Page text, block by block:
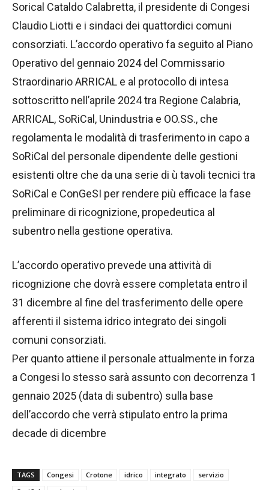
Sorical Cataldo Calabretta, il presidente di Congesi
Claudio Liotti e i sindaci dei quattordici comuni
consorziati. L’accordo operativo fa seguito al Piano
Operativo del gennaio 2024 del Commissario
Straordinario ARRICAL e al protocollo di intesa
sottoscritto nell’aprile 2024 tra Regione Calabria,
ARRICAL, SoRiCal, Unindustria e OO.SS., che
regolamenta le modalità di trasferimento in capo a
SoRiCal del personale dipendente delle gestioni
esistenti oltre che da una serie di ù tavoli tecnici tra
SoRiCal e ConGeSI per rendere più efficace la fase
preliminare di ricognizione, propedeutica al
subentro nella gestione operativa.
L’accordo operativo prevede una attività di
ricognizione che dovrà essere completata entro il
31 dicembre al fine del trasferimento delle opere
afferenti il sistema idrico integrato dei singoli
comuni consorziati.
Per quanto attiene il personale attualmente in forza
a Congesi lo stesso sarà assunto con decorrenza 1
gennaio 2025 (data di subentro) sulla base
dell’accordo che verrà stipulato entro la prima
decade di dicembre
TAGS Congesi Crotone idrico integrato
servizio